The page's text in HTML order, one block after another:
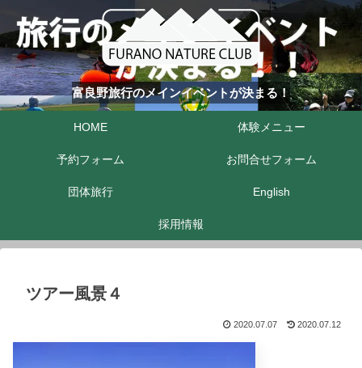
富良野旅行のメインイベントが決まる！
HOME 体験メニュー
予約フォーム お問合せフォーム
団体旅行 English
採用情報
ツアー風景４
2020.07.07 2020.07.12